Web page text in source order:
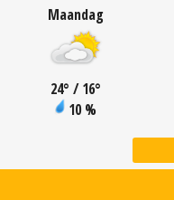
Maandag
24° / 16°
10 %